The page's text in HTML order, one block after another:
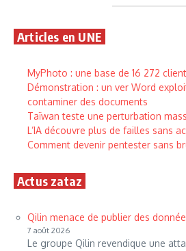
Articles en UNE
MyPhoto : une base de 16 272
Démonstration : un ver Word
contaminer des documents
Taïwan teste une perturbation
L’IA découvre plus de failles sans
Comment devenir pentester sans
Actus zataz
Qilin menace de publier des
7 août 2026
Le groupe Qilin revendique une